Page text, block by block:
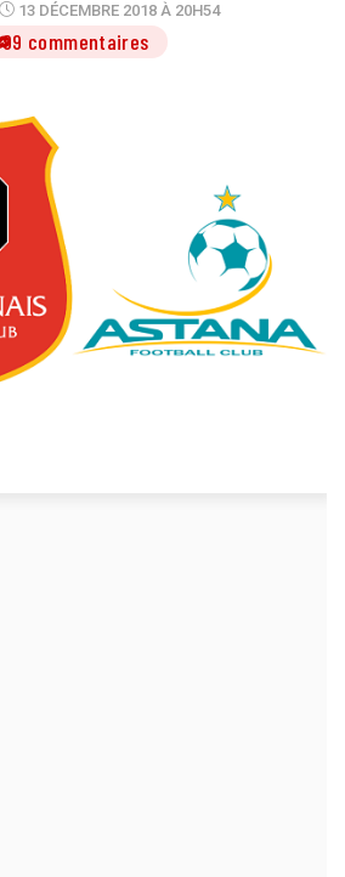
13 DÉCEMBRE 2018 À 20H54
99 commentaires